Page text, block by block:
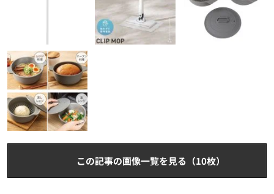
この記事の画像一覧を見る（10枚）